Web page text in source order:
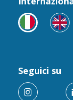
Seguici su